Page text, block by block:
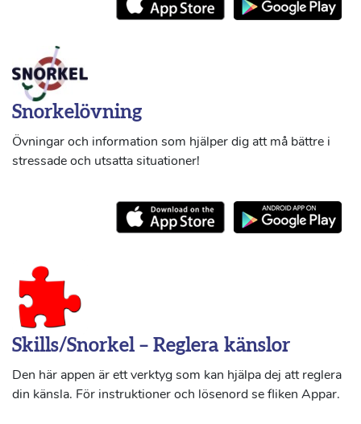
Snorkelövning
Övningar och information som hjälper dig att må bättre i
stressade och utsatta situationer!
Skills/Snorkel – Reglera känslor
Den här appen är ett verktyg som kan hjälpa dej att reglera
din känsla. För instruktioner och lösenord se fliken Appar.